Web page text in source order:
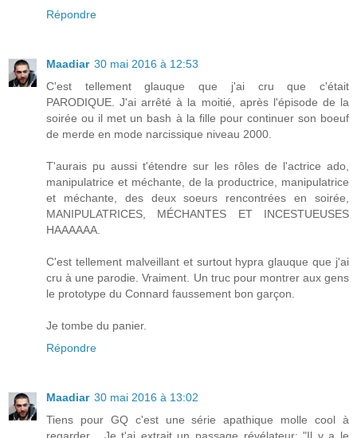
Répondre
Maadiar 30 mai 2016 à 12:53
C'est tellement glauque que j'ai cru que c'était
PARODIQUE. J'ai arrêté à la moitié, après l'épisode de la
soirée ou il met un bash à la fille pour continuer son boeuf
de merde en mode narcissique niveau 2000.
T'aurais pu aussi t'étendre sur les rôles de l'actrice ado,
manipulatrice et méchante, de la productrice, manipulatrice
et méchante, des deux soeurs rencontrées en soirée,
MANIPULATRICES, MÉCHANTES ET INCESTUEUSES
HAAAAAA.
C'est tellement malveillant et surtout hypra glauque que j'ai
cru à une parodie. Vraiment. Un truc pour montrer aux gens
le prototype du Connard faussement bon garçon.
Je tombe du panier.
Répondre
Maadiar 30 mai 2016 à 13:02
Tiens pour GQ c'est une série apathique molle cool à